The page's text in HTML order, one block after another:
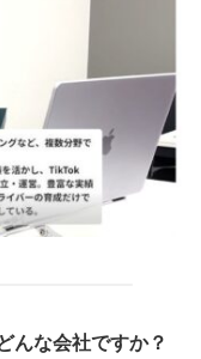
んな会社ですか？